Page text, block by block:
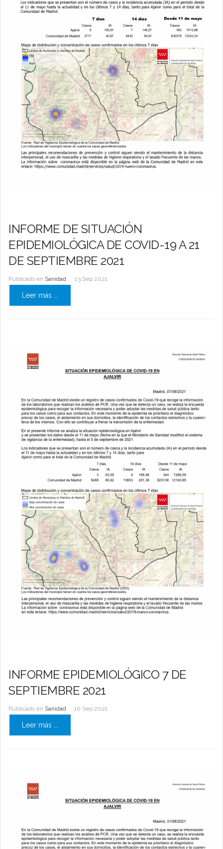
INFORME DE SITUACIÓN
EPIDEMIOLÓGICA DE COVID-19 A 21
DE SEPTIEMBRE 2021
Publicado en Sanidad 23 Sep 2021
Leer más ...
INFORME EPIDEMIOLÓGICO 7 DE
SEPTIEMBRE 2021
Publicado en Sanidad 10 Sep 2021
Leer más ...